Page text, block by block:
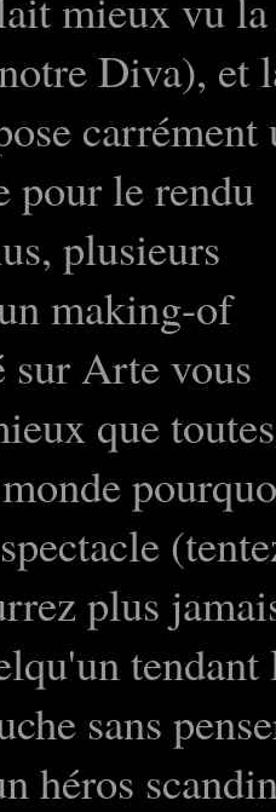
Diva), et
carrément
pour le rendu
plusieurs
making-of
sur Arte vous
que
plus
tendant
sans
héros